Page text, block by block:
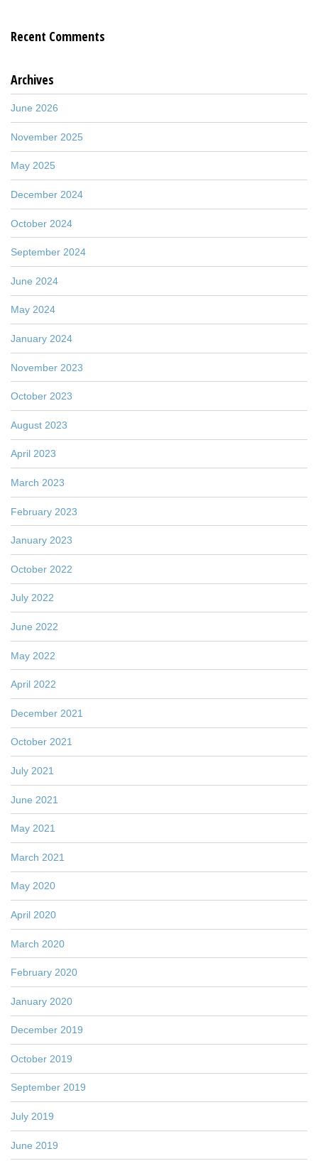
Recent Comments
Archives
June 2026
November 2025
May 2025
December 2024
October 2024
September 2024
June 2024
May 2024
January 2024
November 2023
October 2023
August 2023
April 2023
March 2023
February 2023
January 2023
October 2022
July 2022
June 2022
May 2022
April 2022
December 2021
October 2021
July 2021
June 2021
May 2021
March 2021
May 2020
April 2020
March 2020
February 2020
January 2020
December 2019
October 2019
September 2019
July 2019
June 2019